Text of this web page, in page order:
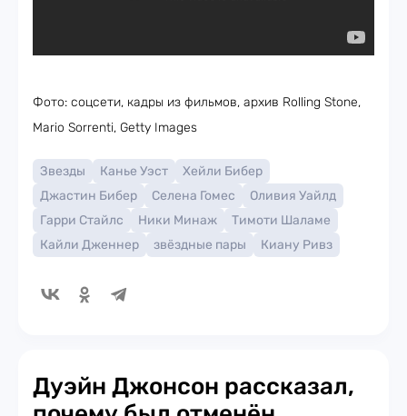
Фото: соцсети, кадры из фильмов, архив Rolling Stone,
Mario Sorrenti, Getty Images
Звезды Канье Уэст
Хейли Бибер
Джастин Бибер
Селена Гомес
Оливия Уайлд
Гарри Стайлс
Ники Минаж
Тимоти Шаламе
Кайли Дженнер
звёздные пары Киану Ривз
Дуэйн Джонсон рассказал,